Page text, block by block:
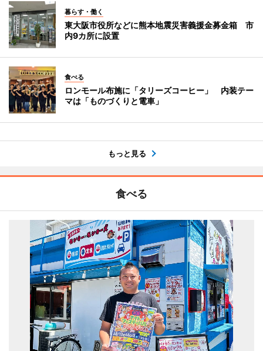
暮らす・働く
東大阪市役所などに熊本地震災害義援金募金箱 市
内9カ所に設置
食べる
ロンモール布施に「タリーズコーヒー」 内装テー
マは「ものづくりと電車」
もっと見る
食べる